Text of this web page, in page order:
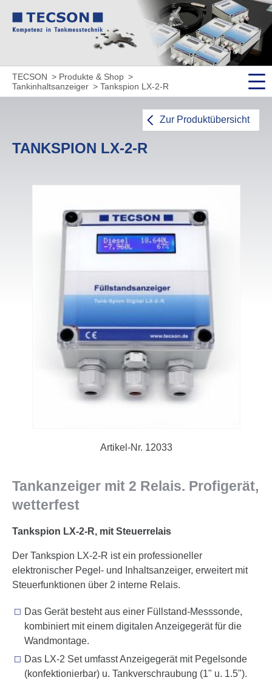
TECSON
Produkte & Shop
Tankinhaltsanzeiger
Tankspion LX-2-R
Zur Produktübersicht
TANKSPION LX-2-R
Artikel-Nr. 12033
Tankanzeiger mit 2 Relais. Profigerät,
wetterfest
Tankspion LX-2-R, mit Steuerrelais
Der Tankspion LX-2-R ist ein professioneller
elektronischer Pegel- und Inhaltsanzeiger, erweitert mit
Steuerfunktionen über 2 interne Relais.
Das Gerät besteht aus einer Füllstand-Messsonde,
kombiniert mit einem digitalen Anzeigegerät für die
Wandmontage.
Das LX-2 Set umfasst Anzeigegerät mit Pegelsonde
(konfektionierbar) u. Tankverschraubung (1" u. 1.5").